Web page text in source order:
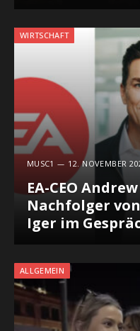
WIRTSCHAFT
MUSC1 12. NOVEMBER
EA-CEO
Nachfolger
Iger im
ALLGEMEIN